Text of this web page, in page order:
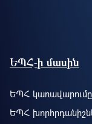
ԵՊՀ-ի մասին
ԵՊՀ կառավարումը
ԵՊՀ